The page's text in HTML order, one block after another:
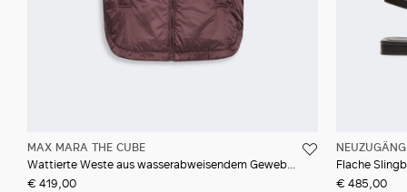
MAX MARA THE CUBE
Wattierte Weste aus wasserabweisendem Gewebe mit Kapuze
€ 419,00
Flache
€ 485,00